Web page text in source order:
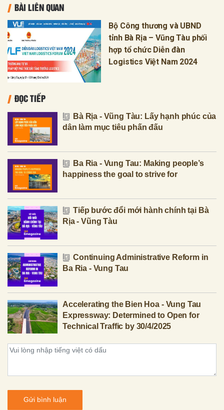
BÀI LIÊN QUAN
Bộ Công thương và UBND
tỉnh Bà Rịa – Vũng Tàu phối
hợp tổ chức Diễn đàn
Logistics Việt Nam 2024
ĐỌC TIẾP
Bà Rịa - Vũng Tàu: Lấy hạnh phúc của
dân làm mục tiêu phấn đấu
Ba Ria - Vung Tau: Making people’s
happiness the goal to strive for
Tiếp bước đổi mới hành chính tại Bà
Rịa - Vũng Tàu
Continuing Administrative Reform in
Ba Ria - Vung Tau
Accelerating the Bien Hoa - Vung Tau
Expressway: Determined to Open for
Technical Traffic by 30/4/2025
Gửi bình luận